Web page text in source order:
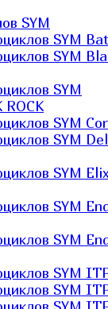
SYM
SYM
SYM
SYM
ROCK
SYM
SYM
SYM
SYM
SYM
SYM
SYM